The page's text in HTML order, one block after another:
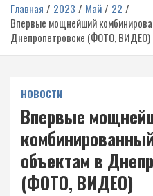
Главная 2023 Май
22
Впервые мощнейший
Днепропетровске (ФОТО, ВИДЕО)
НОВОСТИ
Впервые
объектам в
(ФОТО, ВИДЕО)